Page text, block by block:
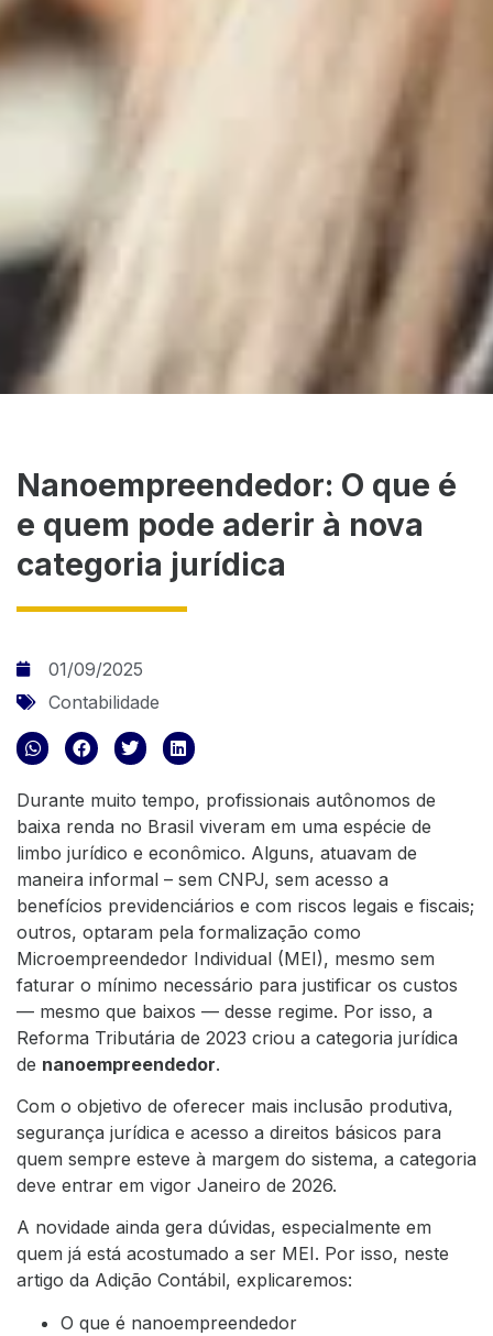
Nanoempreendedor: O que é
e quem pode aderir à nova
categoria jurídica
01/09/2025
Contabilidade
Durante muito tempo, profissionais autônomos de
baixa renda no Brasil viveram em uma espécie de
limbo jurídico e econômico. Alguns, atuavam de
maneira informal – sem CNPJ, sem acesso a
benefícios previdenciários e com riscos legais e fiscais;
outros, optaram pela formalização como
Microempreendedor Individual (MEI), mesmo sem
faturar o mínimo necessário para justificar os custos
— mesmo que baixos — desse regime. Por isso, a
Reforma Tributária de 2023 criou a categoria jurídica
de nanoempreendedor.
Com o objetivo de oferecer mais inclusão produtiva,
segurança jurídica e acesso a direitos básicos para
quem sempre esteve à margem do sistema, a categoria
deve entrar em vigor Janeiro de 2026.
A novidade ainda gera dúvidas, especialmente em
quem já está acostumado a ser MEI. Por isso, neste
artigo da Adição Contábil, explicaremos:
O que é nanoempreendedor